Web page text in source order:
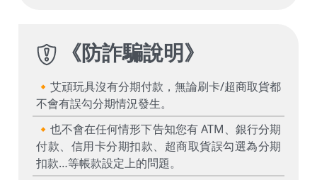
《防詐騙說明》
🔸艾頑玩具沒有分期付款，無論刷卡/超商取貨都
不會有誤勾分期情況發生。
🔸也不會在任何情形下告知您有 ATM、銀行分期
付款、信用卡分期扣款、超商取貨誤勾選為分期
扣款…等帳款設定上的問題。